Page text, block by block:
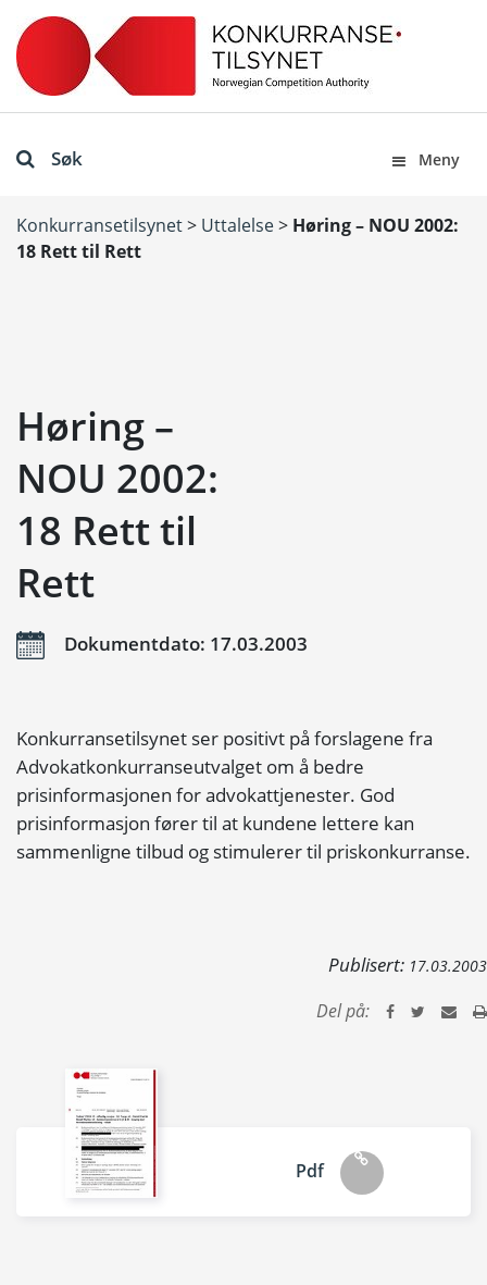
Søk Meny
Konkurransetilsynet> Uttalelse> Høring – NOU 2002:
18 Rett til Rett
Høring –
NOU 2002:
18 Rett til
Rett
Dokumentdato: 17.03.2003
Konkurransetilsynet ser positivt på forslagene fra
Advokatkonkurranseutvalget om å bedre
prisinformasjonen for advokattjenester. God
prisinformasjon fører til at kundene lettere kan
sammenligne tilbud og stimulerer til priskonkurranse.
Publisert: 17.03.2003
Del på:
Pdf